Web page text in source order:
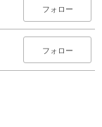
フォロー
フォロー